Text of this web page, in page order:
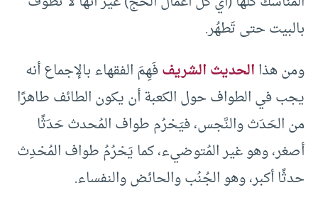
بالبيت حتى تَطهُر.
ومن هذاالحديث الشريففَهِمَ الفقهاء بالإجماع أنه
يجب في الطواف حول الكعبة أن يكون الطائف طاهرًا
من الحَدَث والنَّجس، فيَحْرُم طواف المُحدث حَدَثًا
أصغر، وهو غير المُتوضيء، كما يَحْرُمُ طواف المُحْدِث
حدثًا أكبر، وهو الجُنُب والحائض والنفساء.